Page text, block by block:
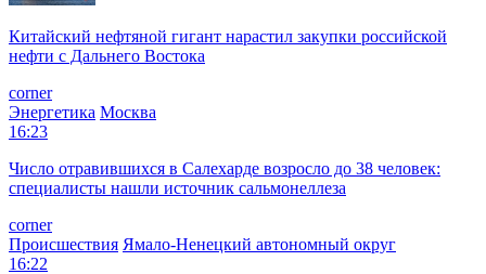
Китайский нефтяной гигант нарастил закупки российской
нефти с Дальнего Востока
corner
Энергетика Москва
16:23
Число отравившихся в Салехарде возросло до 38 человек:
специалисты нашли источник сальмонеллеза
corner
Происшествия Ямало-Ненецкий автономный округ
16:22